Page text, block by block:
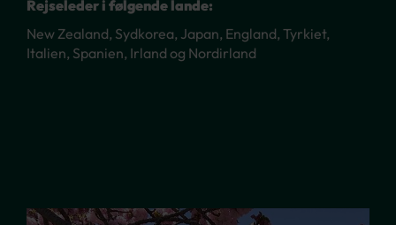
Rejseleder i følgende lande:
New Zealand, Sydkorea, Japan, England, Tyrkiet,
Italien, Spanien, Irland og Nordirland